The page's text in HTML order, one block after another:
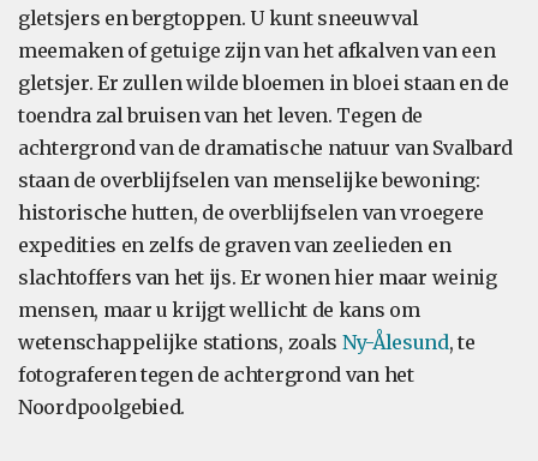
gletsjers en bergtoppen. U kunt sneeuwval
meemaken of getuige zijn van het afkalven van een
gletsjer. Er zullen wilde bloemen in bloei staan en de
toendra zal bruisen van het leven. Tegen de
achtergrond van de dramatische natuur van Svalbard
staan de overblijfselen van menselijke bewoning:
historische hutten, de overblijfselen van vroegere
expedities en zelfs de graven van zeelieden en
slachtoffers van het ijs. Er wonen hier maar weinig
mensen, maar u krijgt wellicht de kans om
wetenschappelijke stations, zoals Ny-Ålesund, te
fotograferen tegen de achtergrond van het
Noordpoolgebied.